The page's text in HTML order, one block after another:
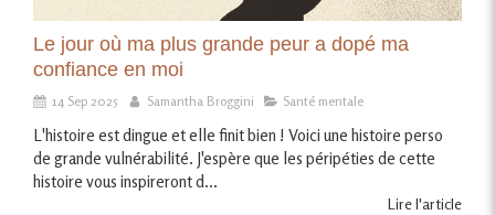
Le jour où ma plus grande peur a dopé ma
confiance en moi
14 Sep 2025 Samantha Broggini Santé mentale
L'histoire est dingue et elle finit bien ! Voici une histoire perso
de grande vulnérabilité. J'espère que les péripéties de cette
histoire vous inspireront d...
Lire l'article